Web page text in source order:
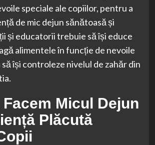
speciale ale copiilor, pentru a
de mic dejun sănătoasă și
și educatorii trebuie să își educe
alimentele în funcție de nevoile
își controleze nivelul de zahăr din
Micul Dejun
Plăcută